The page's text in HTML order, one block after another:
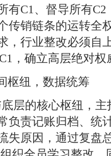
有C1、督导所有
传销链条的运转全
，行业整改必须自
，确立高层绝对权
枢纽，数据统筹
层的核心枢纽，
负责记账归档、统
失原因，通过复盘